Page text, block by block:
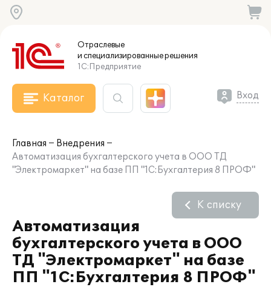
Отраслевые
и специализированныерешения
1С:Предприятие
Каталог Вход
Главная
Внедрения
Автоматизация бухгалтерского учета в ООО ТД
"Электромаркет" на базе ПП "1С:Бухгалтерия 8 ПРОФ"
Автоматизация
бухгалтерского учета в ООО
ТД "Электромаркет" на базе
ПП "1С:Бухгалтерия 8 ПРОФ"
К списку